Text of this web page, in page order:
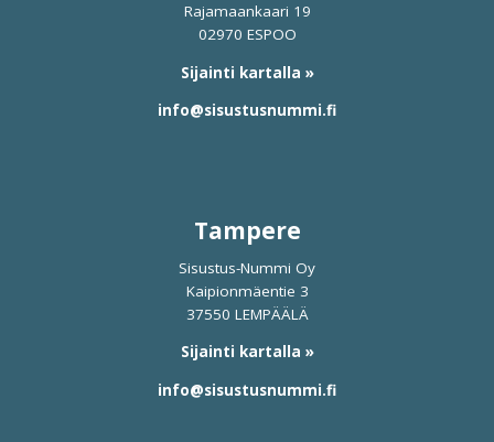
Rajamaankaari 19
02970 ESPOO
Sijainti kartalla »
info@sisustusnummi.fi
Tampere
Sisustus-Nummi Oy
Kaipionmäentie 3
37550 LEMPÄÄLÄ
Sijainti kartalla »
info@sisustusnummi.fi